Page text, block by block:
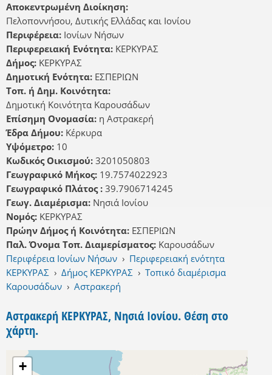
Αποκεντρωμένη Διοίκηση:
Πελοποννήσου, Δυτικής Ελλάδας και Ιονίου
Περιφέρεια: Ιονίων Νήσων
Περιφερειακή Ενότητα: ΚΕΡΚΥΡΑΣ
Δήμος: ΚΕΡΚΥΡΑΣ
Δημοτική Ενότητα: ΕΣΠΕΡΙΩΝ
Τοπ. ή Δημ. Κοινότητα:
Δημοτική Κοινότητα Καρουσάδων
Επίσημη Ονομασία: η Αστρακερή
Έδρα Δήμου: Κέρκυρα
Υψόμετρο: 10
Κωδικός Οικισμού: 3201050803
Γεωγραφικό Μήκος: 19.7574022923
Γεωγραφικό Πλάτος : 39.7906714245
Γεωγ. Διαμέρισμα: Νησιά Ιονίου
Νομός: ΚΕΡΚΥΡΑΣ
Πρώην Δήμος ή Κοινότητα: ΕΣΠΕΡΙΩΝ
Παλ. Όνομα Τοπ. Διαμερίσματος: Καρουσάδων
Περιφέρεια Ιονίων Νήσων › Περιφερειακή ενότητα
ΚΕΡΚΥΡΑΣ › Δήμος ΚΕΡΚΥΡΑΣ › Τοπικό διαμέρισμα
Καρουσάδων › Αστρακερή
Αστρακερή ΚΕΡΚΥΡΑΣ, Νησιά Ιονίου. Θέση στο
χάρτη.
+